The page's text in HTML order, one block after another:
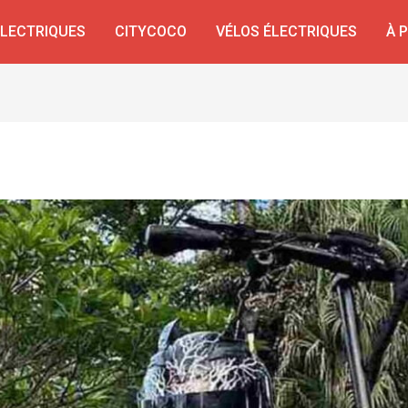
CITYCOCO VÉLOS ÉLECTRIQUES À